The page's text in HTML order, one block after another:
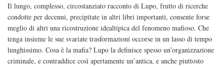
Il lungo, complesso, circostanziato racconto di Lupo, frutto di ricerche
condotte per decenni, precipitate in altri libri importanti, consente forse
meglio di altri una ricostruzione idealtipica del fenomeno mafioso. Che
tenga insieme le sue svariate trasformazioni occorse in un lasso di tempo
lunghissimo. Cosa è la mafia? Lupo la definisce spesso un’organizzazione
criminale, e contraddice così apertamente un’antica, e anche piuttosto